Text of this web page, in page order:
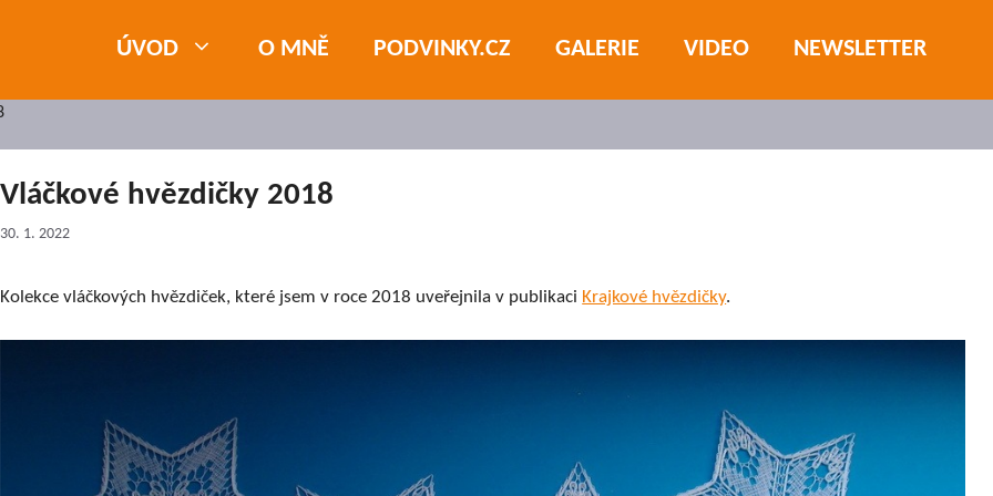
ÚVOD O MNĚ PODVINKY.CZ GALERIE VIDEO NEWSLETTER
Vláčkové hvězdičky 2018
30. 1. 2022
Kolekce vláčkových hvězdiček, které jsem v roce 2018 uveřejnila v publikaci Krajkové hvězdičky.